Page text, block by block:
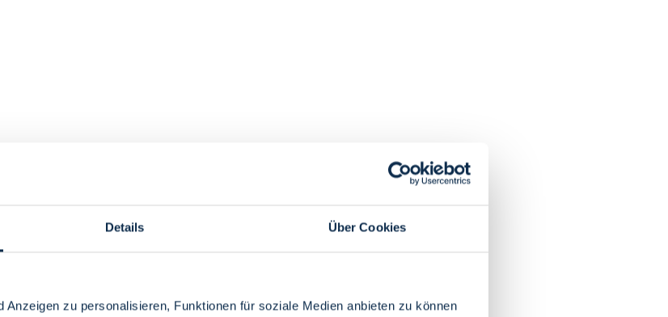
Details Über Cookies
zu personalisieren, Funktionen für soziale Medien anbieten zu können